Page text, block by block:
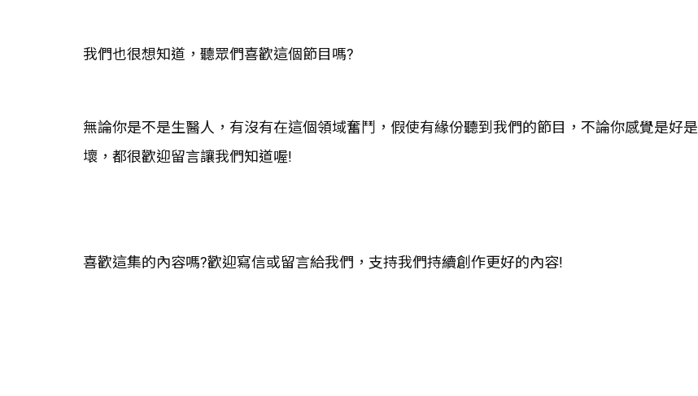
我們也很想知道，聽眾們喜歡這個節目嗎?
無論你是不是生醫人，有沒有在這個領域奮鬥，假使有緣份聽到我們的節目，不論你感覺是好是
壞，都很歡迎留言讓我們知道喔!
喜歡這集的內容嗎?歡迎寫信或留言給我們，支持我們持續創作更好的內容!